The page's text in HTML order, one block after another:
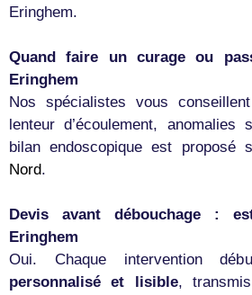
Eringhem.
Quand faire un curage ou
Eringhem
Nos spécialistes vous
lenteur d’écoulement,
bilan endoscopique est proposé
Nord.
Devis avant débouchage :
Eringhem
Oui. Chaque intervention
personnalisé et lisible,